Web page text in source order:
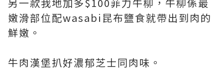
嫩滑部位配wasabi昆布鹽食就帶出到肉的
鮮嫩。
牛肉漢堡扒好濃郁芝士同肉味。